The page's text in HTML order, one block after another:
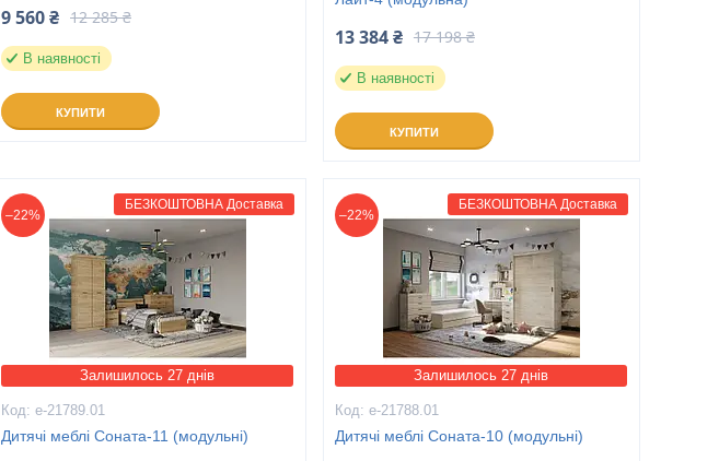
9 560 ₴ 12 285 ₴
В наявності
КУПИТИ
13 384 ₴ 17 198 ₴
В наявності
КУПИТИ
БЕЗКОШТОВНА Доставка
–22%
Залишилось 27 днів
е-21789.01
Дитячі меблі Соната-11 (модульні)
БЕЗКОШТОВНА Доставка
–22%
Залишилось 27 днів
е-21788.01
Дитячі меблі Соната-10 (модульні)